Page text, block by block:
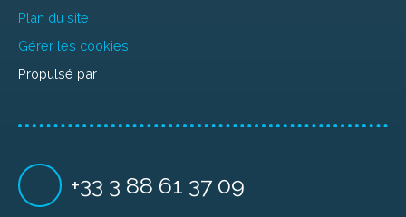
Plan du site
Gérer les cookies
Propulsé par
+33 3 88 61 37 09